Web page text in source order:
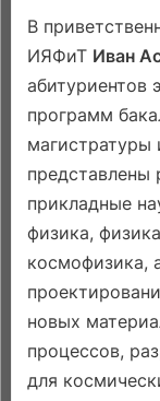
В
ИЯФиТ Иван
абитуриентов
программ
магистратуры
представлены
прикладные
физика,
космофизика,
новых
процессов,
для